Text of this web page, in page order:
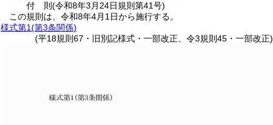
付 則(令和8年3月24日規則第41号)
この規則は、令和8年4月1日から施行する。
様式第1(第3条関係)
(平18規則67・旧別記様式・一部改正、令3規則45・一部改正)